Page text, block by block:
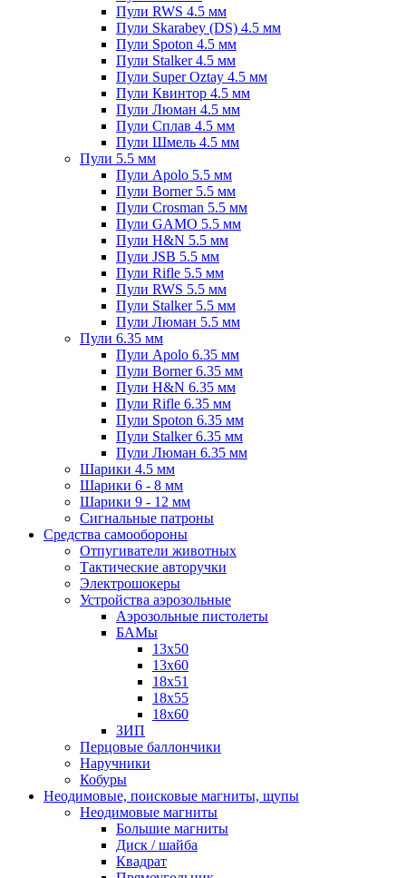
Пули RWS 4.5 мм
Пули Skarabey (DS) 4.5 мм
Пули Spoton 4.5 мм
Пули Stalker 4.5 мм
Пули Super Oztay 4.5 мм
Пули Квинтор 4.5 мм
Пули Люман 4.5 мм
Пули Сплав 4.5 мм
Пули Шмель 4.5 мм
Пули 5.5 мм
Пули Apolo 5.5 мм
Пули Borner 5.5 мм
Пули Crosman 5.5 мм
Пули GAMO 5.5 мм
Пули H&N 5.5 мм
Пули JSB 5.5 мм
Пули Rifle 5.5 мм
Пули RWS 5.5 мм
Пули Stalker 5.5 мм
Пули Люман 5.5 мм
Пули 6.35 мм
Пули Apolo 6.35 мм
Пули Borner 6.35 мм
Пули H&N 6.35 мм
Пули Rifle 6.35 мм
Пули Spoton 6.35 мм
Пули Stalker 6.35 мм
Пули Люман 6.35 мм
Шарики 4.5 мм
Шарики 6 - 8 мм
Шарики 9 - 12 мм
Сигнальные патроны
Средства самообороны
Отпугиватели животных
Тактические авторучки
Электрошокеры
Устройства аэрозольные
Аэрозольные пистолеты
БАМы
13х50
13х60
18х51
18х55
18х60
ЗИП
Перцовые баллончики
Наручники
Кобуры
Неодимовые, поисковые магниты, щупы
Неодимовые магниты
Большие магниты
Диск / шайба
Квадрат